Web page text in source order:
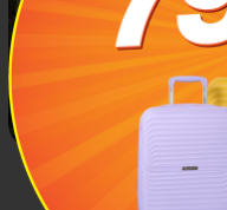
Không gian